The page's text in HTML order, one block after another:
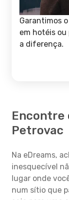
Garantimos
em hotéis ou
a diferença.
Encontre
Petrovac
Na eDreams,
inesquecível
lugar onde
num sítio que